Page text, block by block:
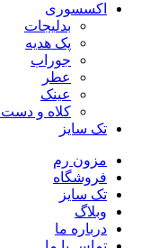
اکسسوری
بدلیجات
پک هدیه
جوراب
عطر
عینک
کلاه و
تک سایز
مزون رم
فروشگاه
تک سایز
وبلاگ
درباره ما